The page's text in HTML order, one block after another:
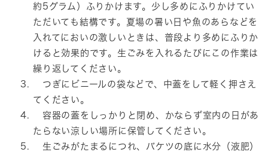
約5グラム）ふりかけます。少し多めにふりかけてい
ただいても結構です。夏場の暑い日や魚のあらなどを
入れてにおいの激しいときは、普段より多めにふりか
けると効果的です。生ごみを入れるたびにこの作業は
繰り返してください。
つぎにビニールの袋などで、中蓋をして軽く押さえ
てください。
容器の蓋をしっかりと閉め、かならず室内の日があ
たらない涼しい場所に保管してください。
生ごみがたまるにつれ、バケツの底に水分（液肥）